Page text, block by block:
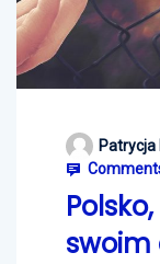
Patrycja
swoim